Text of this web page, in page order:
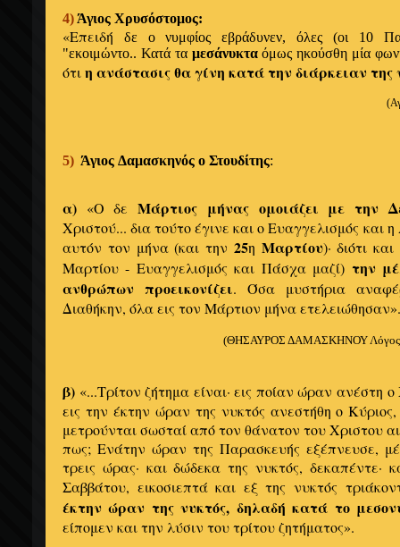
4)Άγιος Χρυσόστομος:
«Επειδή δε ονυμφίοςεβράδυνεν,όλες (οι 10
"εκοιμώντο.. Κατά τα μεσάνυκταόμως ηκούσθη μία
ότιη ανάστασις θα γίνη κατά την διάρκειαν της
(Α
5) Άγιος Δαμασκηνός ο Στουδίτης:
α) «Ο δεΜάρτιος μήνας ομοιάζει με την
Χριστού... δια τούτο έγινε και ο Ευαγγελισμός και
αυτόν τον μήνα (και την 25η Μαρτίου)· διότι και
Μαρτίου - Ευαγγελισμός και Πάσχα μαζί) την
ανθρώπων προεικονίζει. Όσα μυστήρια
Διαθήκην, όλα εις τον Μάρτιον μήνα ετελειώθησαν».
(ΘΗΣΑΥΡΟΣ ΔΑΜΑΣΚΗΝΟΥ
β) «...Τρίτον ζήτημα είναι· εις ποίαν ώραν ανέστη
εις την έκτην ώραν της νυκτός ανεστήθη ο
μετρούνται σωσταί από τον θάνατον του Χριστου
πως; Ενάτην ώραν της Παρασκευής εξέπνευσε,
τρεις ώρας· και δώδεκα της νυκτός, δεκαπέντε·
Σαββάτου, εικοσιεπτά και εξ της νυκτός
έκτην ώραν της νυκτός, δηλαδή κατά το
είπομεν και την λύσιν του τρίτου ζητήματος».